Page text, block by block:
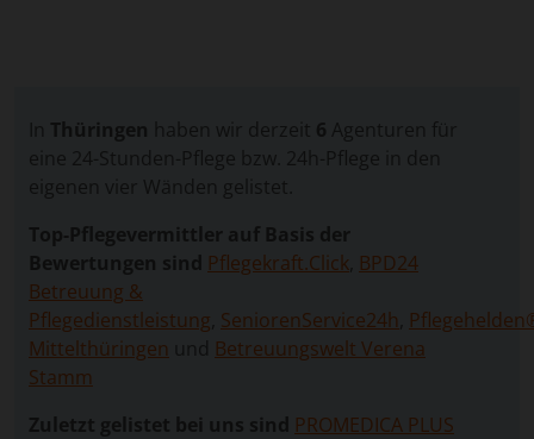
Thüringen haben wir derzeit 6 Agenturen für
eine 24-Stunden-Pflege bzw. 24h-Pflege in den
eigenen vier Wänden gelistet.
Top-Pflegevermittler auf Basis der
Bewertungen sind Pflegekraft.Click BPD24
Betreuung &
Pflegedienstleistung SeniorenService24h
Mittelthüringen und Betreuungswelt Verena
Stamm
Zuletzt gelistet bei uns sind PROMEDICA PLUS